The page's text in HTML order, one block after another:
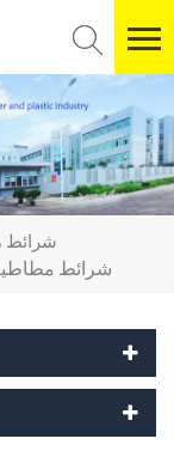
شرائط
شرائط